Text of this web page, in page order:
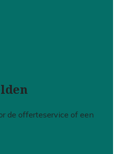
de offerteservice of een